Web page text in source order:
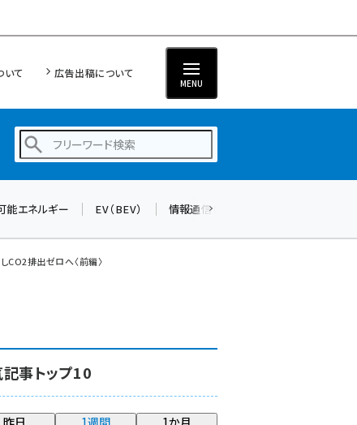
いて 広告出稿について
MENU
新井 (353)
ngn (275)
大串 (216)
aitras (180)
能エネルギー EV（BEV） 情報通信（ICT）
CO2排出ゼロへ〈前編〉
事トップ10
昨日 1週間 1か月